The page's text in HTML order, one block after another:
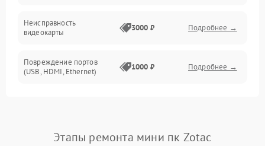
Механические повреждения
Неисправность
видеокарты
3000 ₽ Подробнее →
Повреждение портов
(USB, HDMI, Ethernet)
1000 ₽ Подробнее →
Неисправность Wi-
Этапы ремонта мини пк Zotac